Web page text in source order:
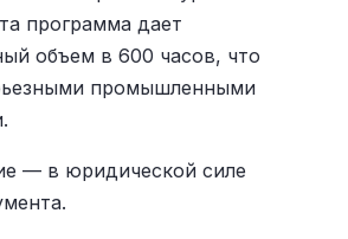
программа дает
объем в 600 часов, что
промышленными
— в юридической силе